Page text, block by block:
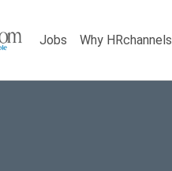
Jobs Why HRchannels